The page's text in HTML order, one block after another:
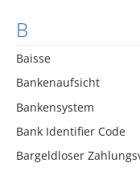
B
Baisse
Bankenaufsicht
Bankensystem
Bank Identifier Code
Bargeldloser